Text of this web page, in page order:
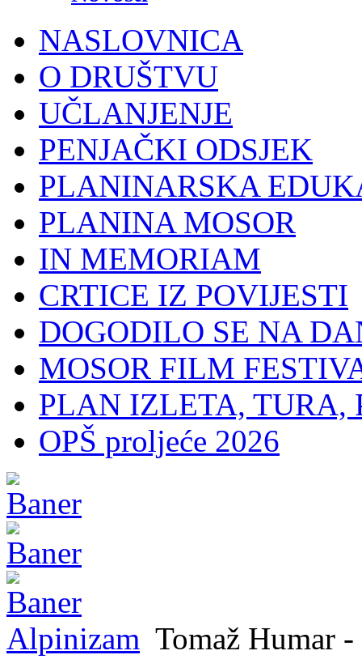
NASLOVNICA
O DRUŠTVU
UČLANJENJE
PENJAČKI ODSJEK
PLANINARSKA
PLANINA MOSOR
IN MEMORIAM
CRTICE IZ POVIJESTI
DOGODILO SE NA
MOSOR FILM
PLAN IZLETA, TURA,
OPŠ proljeće 2026
Alpinizam Tomaž Humar